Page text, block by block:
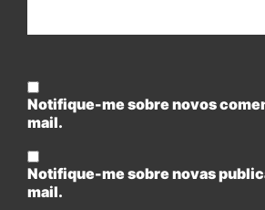
Notifique-me sobre novos
mail.
Notifique-me sobre novas
mail.